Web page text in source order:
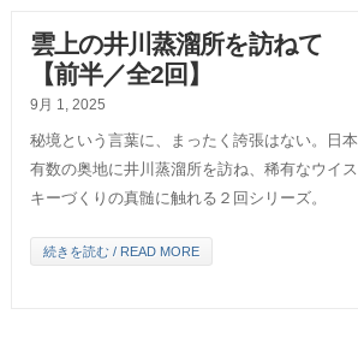
雲上の井川蒸溜所を訪ねて
【前半／全2回】
9月 1, 2025
秘境という言葉に、まったく誇張はない。日本
有数の奥地に井川蒸溜所を訪ね、稀有なウイス
キーづくりの真髄に触れる２回シリーズ。
続きを読む / READ MORE